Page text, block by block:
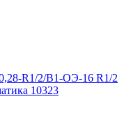
R1/2/В1-ОЭ-16 R1/2
10323